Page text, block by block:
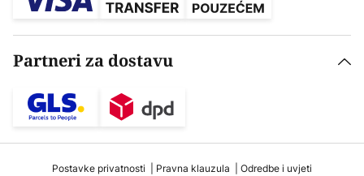
Partneri za dostavu
Postavke privatnosti Pravna klauzula
Odredbe i uvjeti